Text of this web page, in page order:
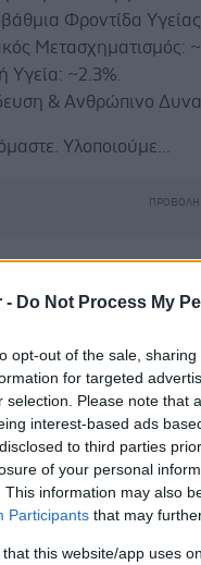
- Do Not Process My
opt-out of the sale,
for targeted
selection. Please note that
interest-based ads
to third parties
of your personal
This information may also
Participants that may
that this website/app uses
Φροντίδα
Μετασχηματισμός:
Υγεία: ~2.3%.
& Ανθρώπινο
Υλοποιούμε...
την κατανομή της
Ελλάδα 2.0, για τα 50
ανά
Προληπτικές
& Νοσοκομεία: ~21%
pic.twitter.com/
το iatronet.gr στο